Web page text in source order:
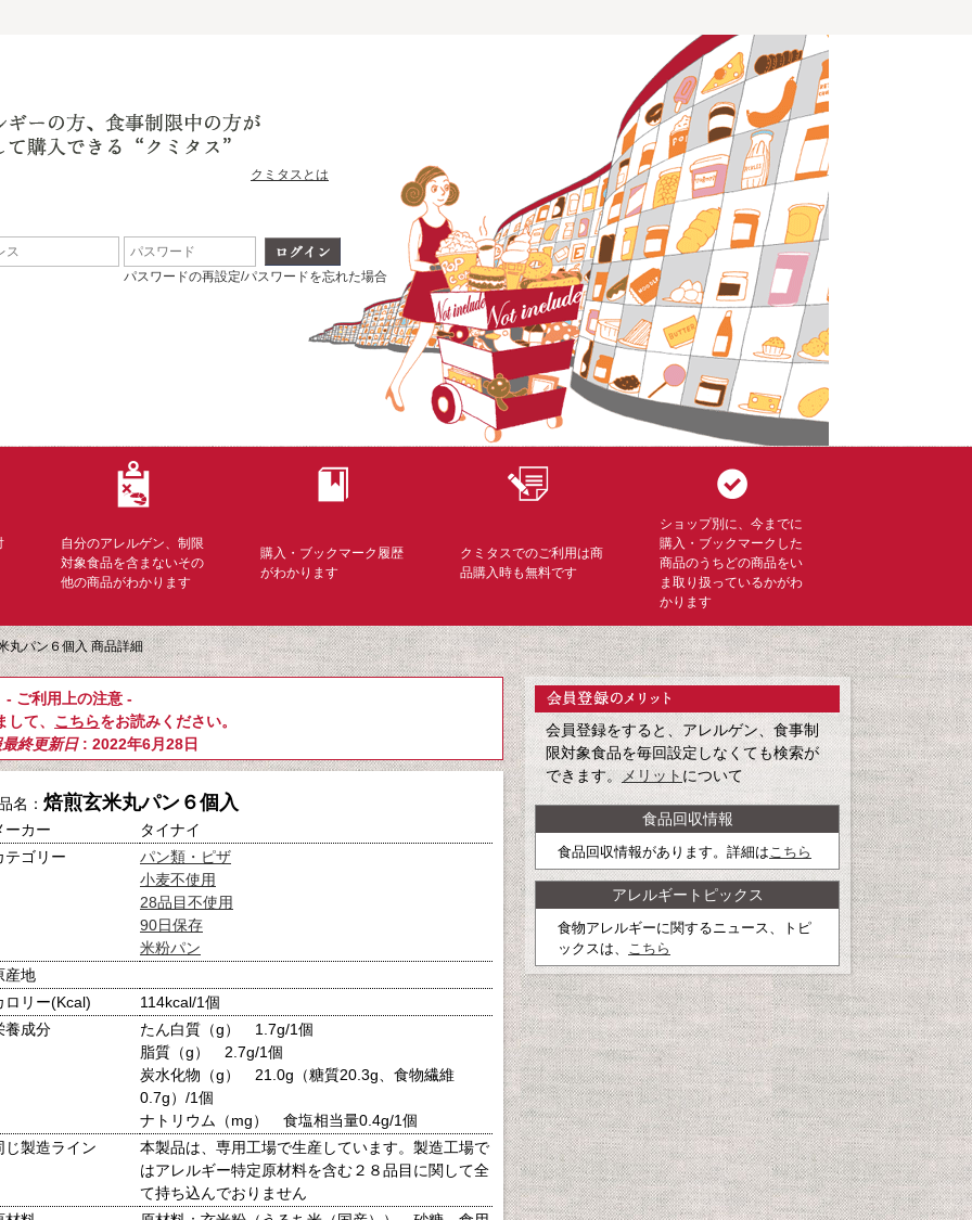
クミタスとは
パスワードの再設定/パスワードを忘れた場合
自分のアレルゲン、制限
対象食品を含まないその
他の商品がわかります
購入・ブックマーク履歴
がわかります
クミタスでのご利用は商
品購入時も無料です
ショップ別に、今までに
購入・ブックマークした
商品のうちどの商品をい
ま取り扱っているかがわ
かります
丸パン６個入 商品詳細
- ご利用上の注意 -
て、 こちらをお読みください。
終更新日: 2022年6月28日
名： 焙煎玄米丸パン６個入
ーカー
タイナイ
テゴリー
パン類・ピザ
小麦不使用
28品目不使用
90日保存
米粉パン
産地
ロリー(Kcal)
114kcal/1個
養成分
たん白質（g） 1.7g/1個
脂質（g） 2.7g/1個
炭水化物（g） 21.0g（糖質20.3g、食物繊維
0.7g）/1個
ナトリウム（mg） 食塩相当量0.4g/1個
じ製造ライン
本製品は、専用工場で生産しています。製造工場で
はアレルギー特定原材料を含む２８品目に関して全
て持ち込んでおりません
会員登録をすると、アレルゲン、食事制
限対象食品を毎回設定しなくても検索が
できます。メリットについて
食品回収情報
食品回収情報があります。詳細は こちら
アレルギートピックス
食物アレルギーに関するニュース、トピ
ックスは、
こちら